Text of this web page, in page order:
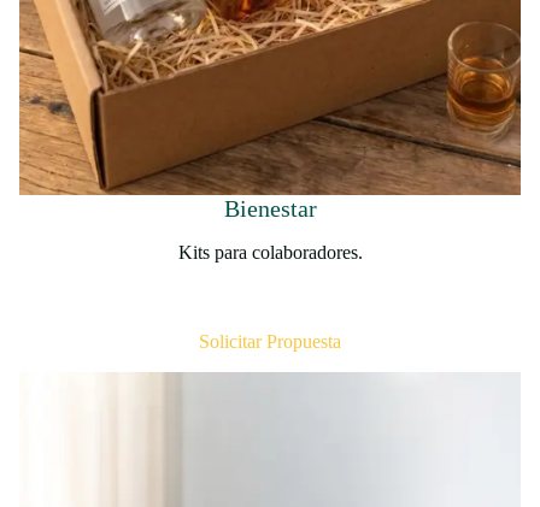
Bienestar
Kits para colaboradores.
Solicitar Propuesta